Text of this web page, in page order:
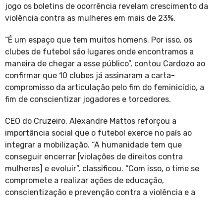
jogo os boletins de ocorrência revelam crescimento da
violência contra as mulheres em mais de 23%.
“É um espaço que tem muitos homens. Por isso, os
clubes de futebol são lugares onde encontramos a
maneira de chegar a esse público”, contou Cardozo ao
confirmar que 10 clubes já assinaram a carta-
compromisso da articulação pelo fim do feminicídio, a
fim de conscientizar jogadores e torcedores.
CEO do Cruzeiro, Alexandre Mattos reforçou a
importância social que o futebol exerce no país ao
integrar a mobilização. “A humanidade tem que
conseguir encerrar [violações de direitos contra
mulheres] e evoluir”, classificou. “Com isso, o time se
compromete a realizar ações de educação,
conscientização e prevenção contra a violência e a